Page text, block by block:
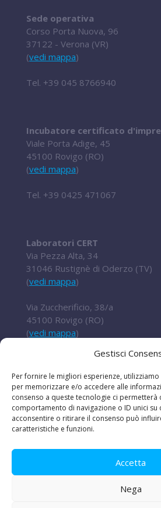
Gestisci
Per fornire le migliori esperienze,
per memorizzare e/o accedere alle
consenso a queste tecnologie ci
comportamento di navigazione o ID unici su
acconsentire o ritirare il consenso può
caratteristiche e funzioni.
Accetta
Nega
Sede operativa
Corso Porta Nuova, 96
37122 - Verona (VR)
(vedi mappa)
Tel. +39 045 8766940
Incubatore certificato
Viale Porta Adige, 45
45100 Rovigo (RO)
(vedi mappa)
Tel. +39 0425 471067
Laboratori CERT
Via Pezza Alta, 34
31046 Rustignè di Oderzo (TV)
(vedi mappa)
Via Zuccherificio, 38/a
45100 Rovigo (RO)
(vedi mappa)
+ 39 0422 852016
cert@t2i.it
Codice Fiscale / Partita IVA
Organismo di ricerca Reg.UE 651/
Avvisi e bandi